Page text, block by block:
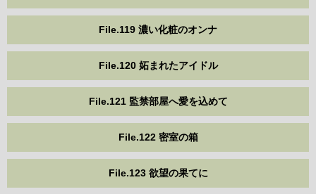
File.119 濃い化粧のオンナ
File.120 妬まれたアイドル
File.121 監禁部屋へ愛を込めて
File.122 密室の箱
File.123 欲望の果てに